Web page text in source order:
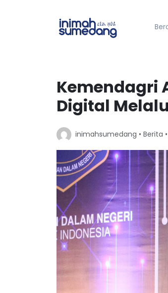
Kemendagri
Digital
inimahsumedang • Berita